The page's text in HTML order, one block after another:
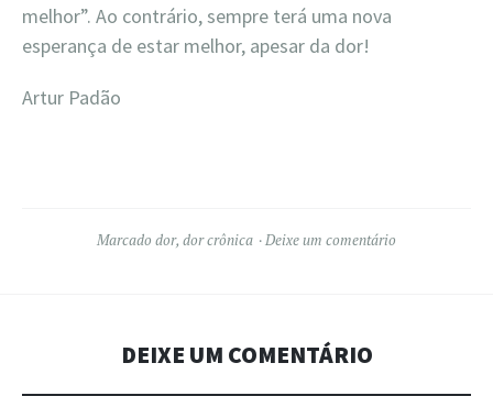
melhor”. Ao contrário, sempre terá uma nova
esperança de estar melhor, apesar da dor!
Artur Padão
Marcado dor, dor crônica Deixe um comentário
DEIXE UM COMENTÁRIO